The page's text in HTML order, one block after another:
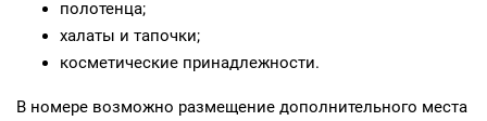
полотенца;
халаты и тапочки;
косметические принадлежности.
В номере возможно размещение дополнительного места